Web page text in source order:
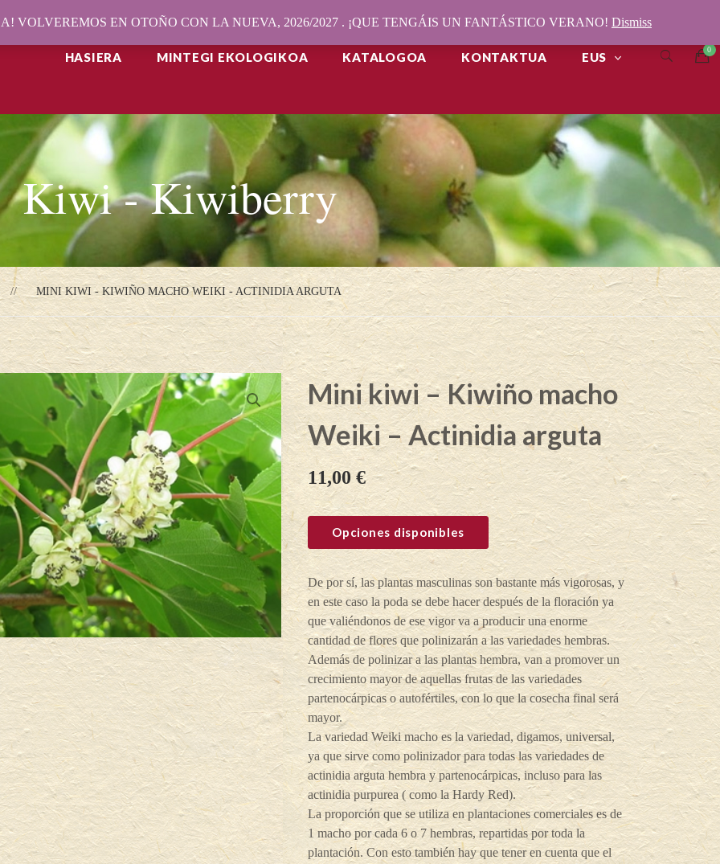
HASIERA MINTEGI EKOLOGIKOA KATALOGOA KONTAKTUA EUS
Kiwi - Kiwiberry
MINI KIWI - KIWIÑO MACHO WEIKI - ACTINIDIA ARGUTA
Mini kiwi – Kiwiño macho
Weiki – Actinidia arguta
11,00 €
Opciones disponibles
De por sí, las plantas masculinas son bastante más vigorosas, y
en este caso la poda se debe hacer después de la floración ya
que valiéndonos de ese vigor va a producir una enorme
cantidad de flores que polinizarán a las variedades hembras.
Además de polinizar a las plantas hembra, van a promover un
crecimiento mayor de aquellas frutas de las variedades
partenocárpicas o autofértiles, con lo que la cosecha final será
mayor.
La variedad Weiki macho es la variedad, digamos, universal,
ya que sirve como polinizador para todas las variedades de
actinidia arguta hembra y partenocárpicas, incluso para las
actinidia purpurea ( como la Hardy Red).
La proporción que se utiliza en plantaciones comerciales es de
1 macho por cada 6 o 7 hembras, repartidas por toda la
plantación. Con esto también hay que tener en cuenta que el
VOLVEREMOS EN OTOÑO CON LA NUEVA, 2026/2027 . ¡QUE TENGÁIS UN FANTÁSTICO VERANO! Dismiss